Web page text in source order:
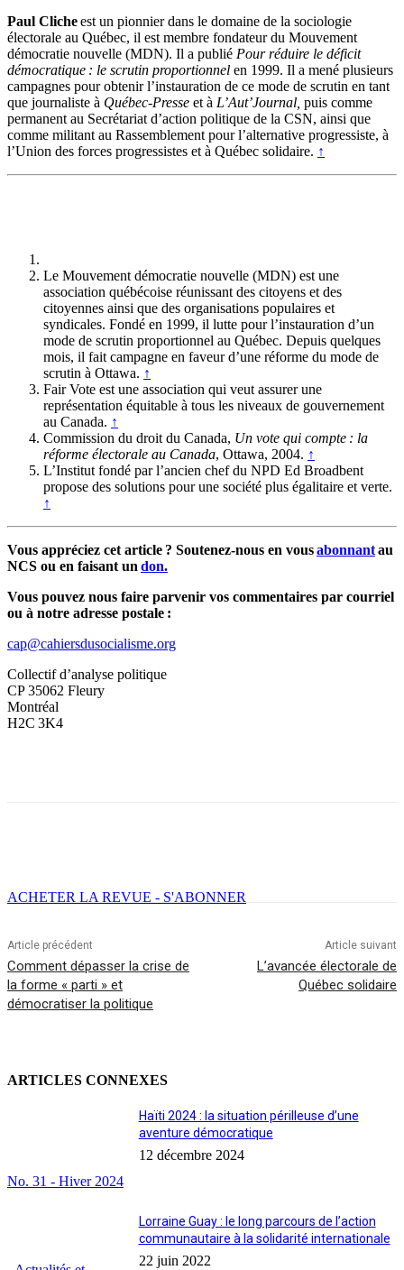
Paul Clicheest un pionnier dans le domaine de la sociologie
électorale au Québec, il est membre fondateur du Mouvement
démocratie nouvelle (MDN). Il a publié Pour réduire le déficit
démocratique : le scrutin proportionnel en 1999. Il a mené plusieurs
campagnes pour obtenir l’instauration de ce mode de scrutin en tant
que journaliste à Québec-Presse et à L’Aut’Journal, puis comme
permanent au Secrétariat d’action politique de la CSN, ainsi que
comme militant au Rassemblement pour l’alternative progressiste, à
l’Union des forces progressistes et à Québec solidaire. ↑
Le Mouvement démocratie nouvelle (MDN) est une
association québécoise réunissant des citoyens et des
citoyennes ainsi que des organisations populaires et
syndicales. Fondé en 1999, il lutte pour l’instauration d’un
mode de scrutin proportionnel au Québec. Depuis quelques
mois, il fait campagne en faveur d’une réforme du mode de
scrutin à Ottawa. ↑
Fair Vote est une association qui veut assurer une
représentation équitable à tous les niveaux de gouvernement
au Canada. ↑
Commission du droit du Canada, Un vote qui compte : la
réforme électorale au Canada, Ottawa, 2004. ↑
L’Institut fondé par l’ancien chef du NPD Ed Broadbent
propose des solutions pour une société plus égalitaire et verte.
↑
Vous appréciez cet article ? Soutenez-nous en vousabonnantau
NCS ou en faisant undon.
Vous pouvez nous faire parvenir vos commentaires par courriel
ou à notre adresse postale :
cap@cahiersdusocialisme.org
Collectif d’analyse politique
CP 35062 Fleury
Montréal
H2C 3K4
ACHETER LA REVUE - S'ABONNER
Article précédent
Comment dépasser la crise de
la forme « parti » et
démocratiser la politique
Article suivant
L’avancée électorale de
Québec solidaire
ARTICLES CONNEXES
No. 31 - Hiver 2024
Haïti 2024 : la situation périlleuse d’une
aventure démocratique
12 décembre 2024
Lorraine Guay : le long parcours de l’action
communautaire à la solidarité internationale
22 juin 2022